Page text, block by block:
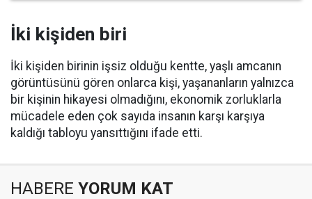
İki kişiden biri
İki kişiden birinin işsiz olduğu kentte, yaşlı amcanın
görüntüsünü gören onlarca kişi, yaşananların yalnızca
bir kişinin hikayesi olmadığını, ekonomik zorluklarla
mücadele eden çok sayıda insanın karşı karşıya
kaldığı tabloyu yansıttığını ifade etti.
HABERE YORUM KAT